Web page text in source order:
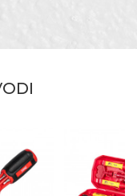
Mehaničari,
- 4 :